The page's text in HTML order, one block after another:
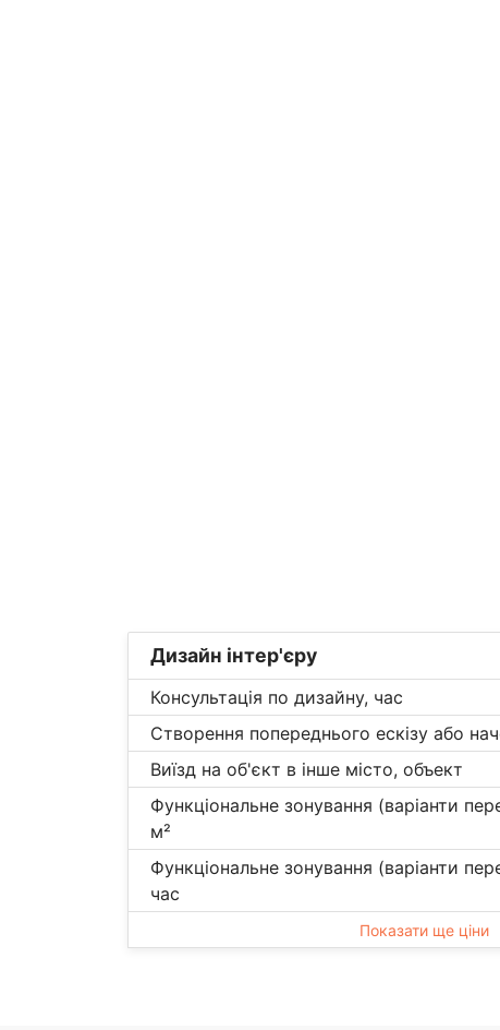
Дизайн інтер'єру
Консультація по дизайну, час
Створення попереднього ескізу або
Виїзд на об'єкт в інше місто, объект
Функціональне зонування (варіанти
м²
Функціональне зонування (варіанти
час
Показати ще ціни